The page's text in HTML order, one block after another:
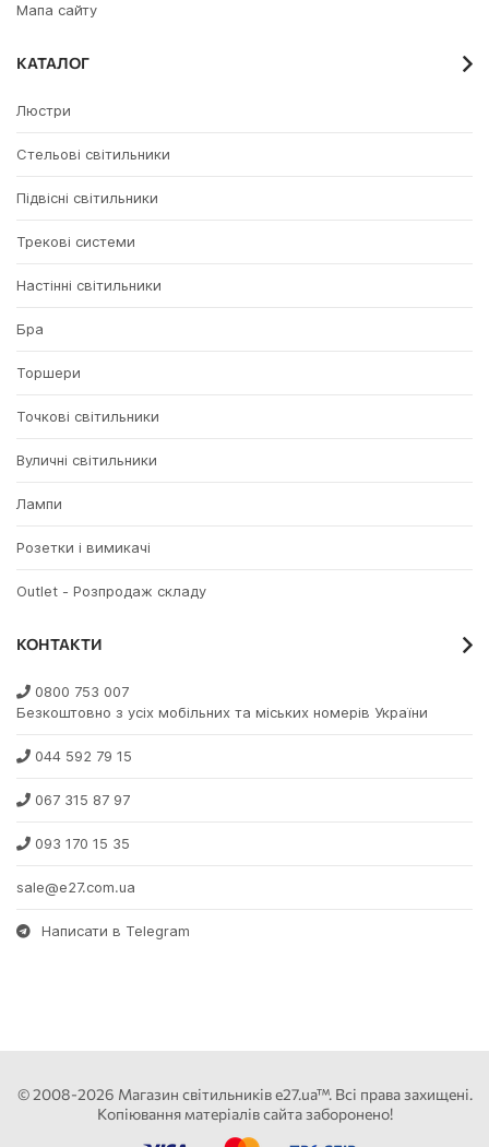
Мапа сайту
КАТАЛОГ
Люстри
Стельові світильники
Підвісні світильники
Трекові системи
Настінні світильники
Бра
Торшери
Точкові світильники
Вуличні світильники
Лампи
Розетки і вимикачі
Outlet - Розпродаж складу
КОНТАКТИ
0800 753 007
Безкоштовно з усіх мобільних та міських номерів України
044 592 79 15
067 315 87 97
093 170 15 35
sale@e27.com.ua
Написати в Telegram
© 2008-2026 Магазин світильників e27.ua™. Всі права захищені.
Копіювання матеріалів сайта заборонено!